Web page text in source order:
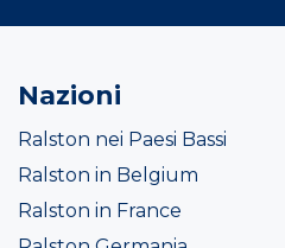
Nazioni
Ralston nei Paesi Bassi
Ralston in Belgium
Ralston in France